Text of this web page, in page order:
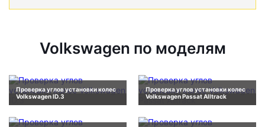
Volkswagen по моделям
Проверка углов установки колес
Volkswagen ID.3
Проверка углов установки колес
Volkswagen Passat Alltrack